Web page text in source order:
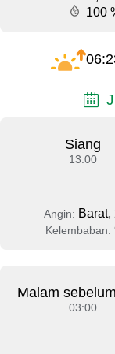
100
Siang
13:00
Angin: Barat,
Kelembaban:
Malam
03:00